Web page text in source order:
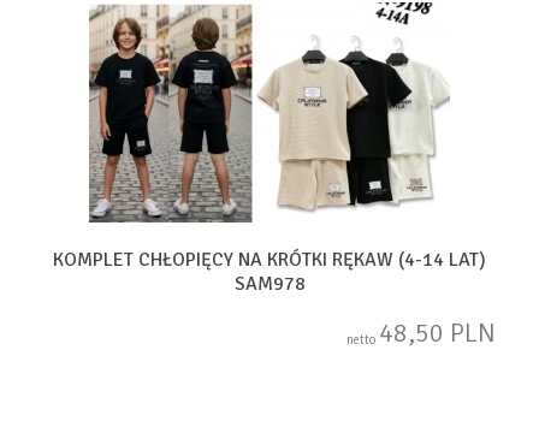
KOMPLET CHŁOPIĘCY NA KRÓTKI RĘKAW (4-14 LAT)
SAM978
netto 48,50 PLN